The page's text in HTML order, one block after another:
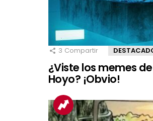
3 Compartir
¿Viste los memes
Hoyo? ¡Obvio!